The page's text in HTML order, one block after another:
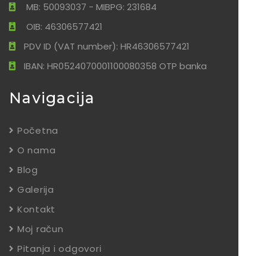
MB: 50093037 - MIBPG: 231684
OIB: 46306577421
PDV ID (VAT number): HR46306577421
IBAN: HR0524070001100080358 OTP banka
Navigacija
Početna
O nama
Blog
Galerija
Kontakt
Moj račun
Pitanja i odgovori